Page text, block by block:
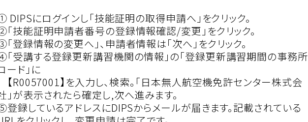
DIPSにログインし「技能証明の取得申請へ」をクリック。
技能証明申請者番号の登録情報確認/変更」をクリック。
登録情報の変更へ」、申請者情報は「次へ」をクリック。
「受講する登録更新講習機関の情報」の「登録更新講習期間の事務所
ード」に
R0057001】を入力し、検索。「日本無人航空機免許センター株式会
」が表示されたら確定し,次へ進みます。
録しているアドレスにDIPSからメールが届きます。記載されている